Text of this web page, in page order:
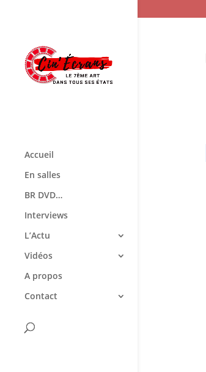
Accueil
En salles
BR DVD…
Interviews
L’Actu
Vidéos
A propos
Contact